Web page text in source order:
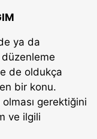
ya da
düzenleme
de oldukça
bir konu.
gerektiğini
ve ilgili